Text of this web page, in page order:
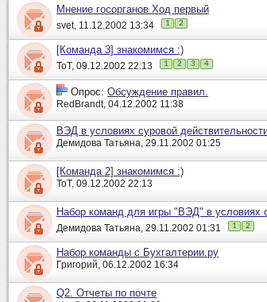
Мнение госорганов Ход первый
svet, 11.12.2002 13:34 1 2
[Команда 3] знакомимся :)
ToT, 09.12.2002 22:13 1 2 3 4
Опрос: Обсуждение правил.
RedBrandt, 04.12.2002 11:38
ВЭД в условиях суровой
Демидова Татьяна, 29.11.2002 01:25
[Команда 2] знакомимся :)
ToT, 09.12.2002 22:13
Набор команд для игры "ВЭД" в условиях
Демидова Татьяна, 29.11.2002 01:31 1 2
Набор команды с Бухгалтерии.ру
Григорий, 06.12.2002 16:34
Q2. Отчеты по почте